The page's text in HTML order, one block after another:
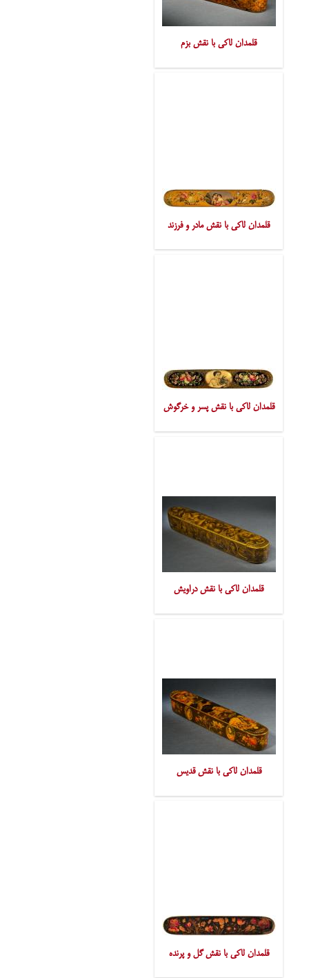
قلمدان لاکی با نقش بزم
قلمدان لاکی با نقش مادر و فرزند
قلمدان لاکی با نقش پسر و خرگوش
قلمدان لاکی با نقش دراویش
قلمدان لاکی با نقش قدیس
قلمدان لاکی با نقش گل و پرنده